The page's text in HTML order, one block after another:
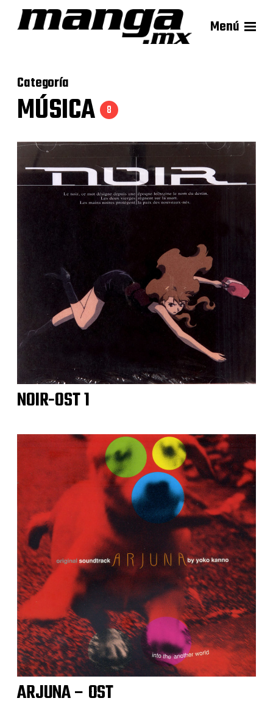
Menú
Categoría
MÚSICA 8
NOIR-OST 1
ARJUNA – OST